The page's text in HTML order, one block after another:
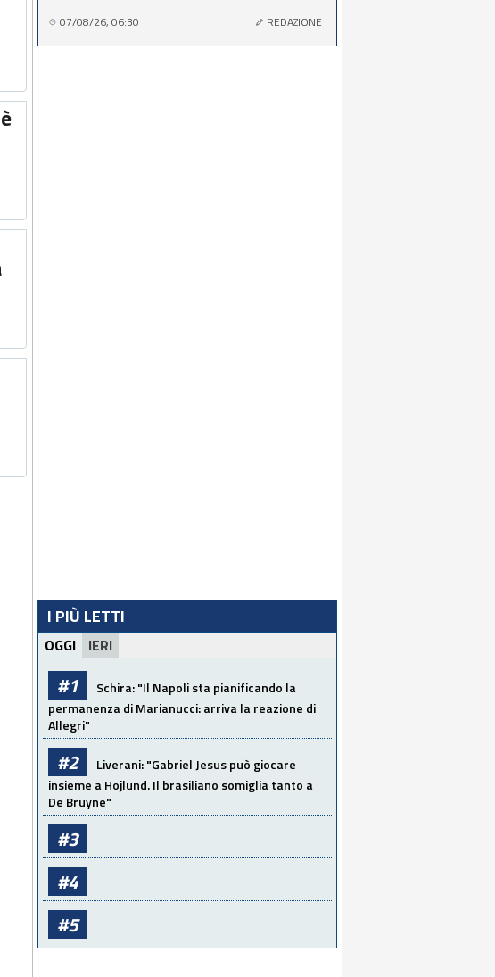
07/08/26, 06:30 REDAZIONE
I PIÙ LETTI
OGGI IERI
#1 Schira: "Il Napoli sta pianificando la
permanenza di Marianucci: arriva la reazione di
Allegri"
#2 Liverani: "Gabriel Jesus può giocare
insieme a Hojlund. Il brasiliano somiglia tanto a
De Bruyne"
#3
#4
#5